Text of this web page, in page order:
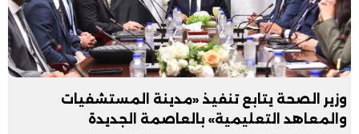
وزير الصحة يتابع تنفيذ «مدينة المستشفيات
والمعاهد التعليمية» بالعاصمة الجديدة